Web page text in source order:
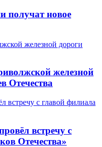
получат новое
железной
Отечества
встречу с
Отечества»